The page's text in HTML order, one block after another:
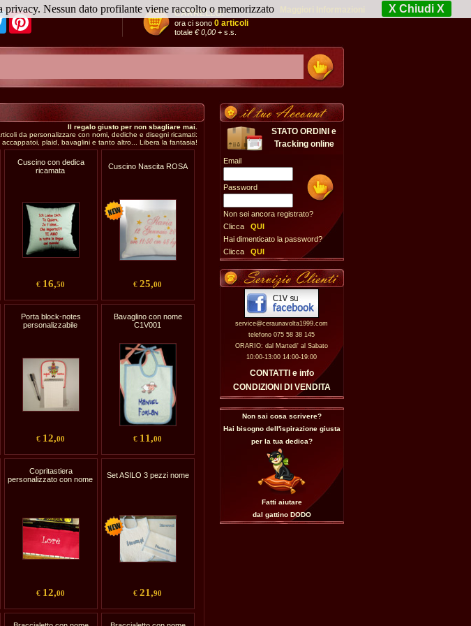
TwitterPinterest CARRELLO:
ora ci sono 0 articoli
totale € 0,00 + s.s.
Il regalo giusto per non sbagliare mai.
da personalizzare con nomi, dediche e disegni ricamati:
accappatoi, plaid, bavaglini e tanto altro... Libera la fantasia!
Cuscino con dedica
ricamata
€ 16,50
Cuscino Nascita ROSA
€ 25,00
Porta block-notes
personalizzabile
€ 12,00
Bavaglino con nome
C1V001
€ 11,00
Copritastiera
personalizzato con nome
€ 12,00
Set ASILO 3 pezzi nome
€ 21,90
STATO ORDINI e
Tracking online
Email
Password
Non sei ancora registrato?
Clicca
QUI
Hai dimenticato la password?
Clicca
QUI
service@ceraunavolta1999.com
telefono 075 58 38 145
ORARIO: dal Martedi' al Sabato
10:00-13:00 14:00-19:00
CONTATTI e info
CONDIZIONI DI VENDITA
Non sai cosa scrivere?
Hai bisogno dell'ispirazione giusta
per la tua dedica?
Fatti aiutare
dal gattino DODO
Nessun dato profilante viene raccolto o memorizzato X Chiudi X